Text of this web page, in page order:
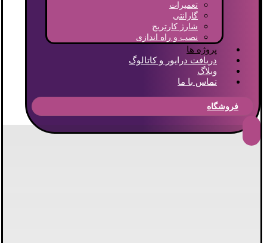
تعمیرات
گارانتی
شارژ کارتریج
نصب و راه اندازی
پروژه ها
دریافت درایور و کاتالوگ
وبلاگ
تماس با ما
فروشگاه